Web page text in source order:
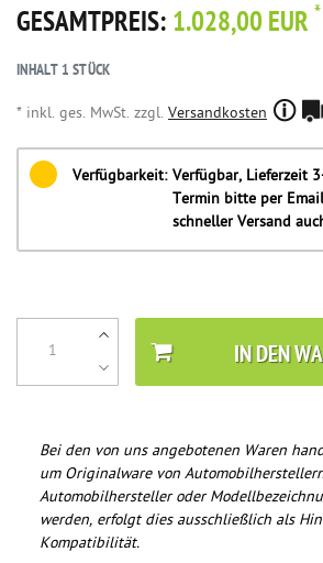
GESAMTPREIS: 1.028,00 EUR *
INHALT 1STÜCK
* inkl. ges. MwSt. zzgl. Versandkosten
Verfügbarkeit: Verfügbar, Lieferzeit
Termin bitte per
schneller Versand
IN DEN
Bei den von uns angebotenen Waren
um Originalware von
Automobilhersteller oder
werden, erfolgt dies ausschließlich als
Kompatibilität.